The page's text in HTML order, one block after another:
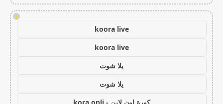
!
koora live
koora live
يلا شوت
يلا شوت